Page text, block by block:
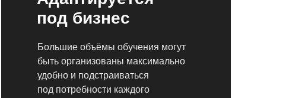
под бизнес
Большие объёмы обучения могут
быть организованы максимально
удобно и подстраиваться
под потребности каждого